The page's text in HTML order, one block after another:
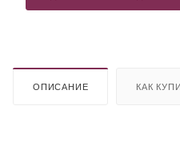
ОПИСАНИЕ КАК